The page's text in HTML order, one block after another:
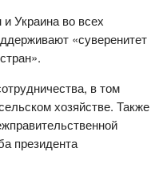
Украина во всех
«суверенитет
в том
хозяйстве. Также
президента